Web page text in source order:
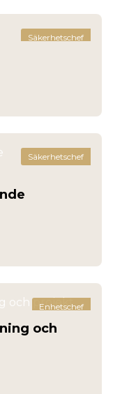
Säkerhetschef
Säkerhetschef
Enhetschef
och